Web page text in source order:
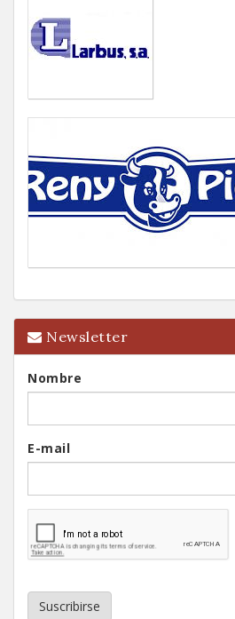
Newsletter
Nombre
E-mail
Suscribirse